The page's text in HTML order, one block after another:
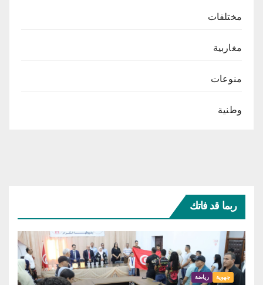
مختلفات
مغاربية
منوعات
وطنية
ربما قد فاتك
جهوية رياضة